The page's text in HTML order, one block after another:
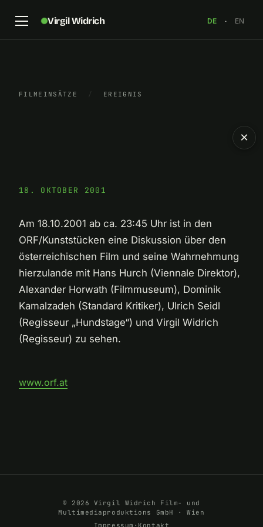
Virgil Widrich DE · EN
FILMEINSÄTZE / EREIGNIS
18. OKTOBER 2001
Am 18.10.2001 ab ca. 23:45 Uhr ist in den
ORF/Kunststücken eine Diskussion über den
österreichischen Film und seine Wahrnehmung
hierzulande mit Hans Hurch (Viennale Direktor),
Alexander Horwath (Filmmuseum), Dominik
Kamalzadeh (Standard Kritiker), Ulrich Seidl
(Regisseur „Hundstage“) und Virgil Widrich
(Regisseur) zu sehen.
www.orf.at
×
© 2026 Virgil Widrich Film- und
Multimediaproduktions GmbH · Wien
Impressum · Kontakt